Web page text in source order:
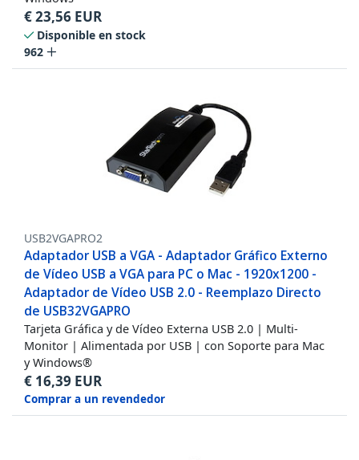
€23,56 EUR
Disponible en stock
962
USB2VGAPRO2
Adaptador USB a VGA - Adaptador Gráfico Externo
de Vídeo USB a VGA para PC o Mac - 1920x1200 -
Adaptador de Vídeo USB 2.0 - Reemplazo Directo
de USB32VGAPRO
Tarjeta Gráfica y de Vídeo Externa USB 2.0 | Multi-
Monitor | Alimentada por USB | con Soporte para Mac
y Windows®
€ 16,39 EUR
Comprar a un revendedor